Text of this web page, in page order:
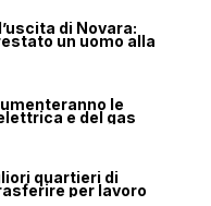
di Novara:
un uomo alla
le
e del gas
quartieri di
per lavoro